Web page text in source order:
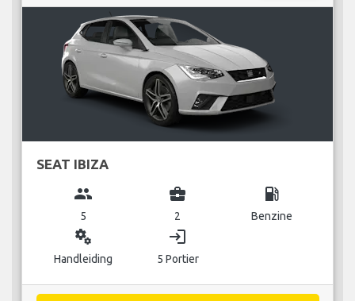
SEAT IBIZA
group
5
business_center
2
local_gas_station
Benzine
miscellaneous_services
Handleiding
login
5 Portier